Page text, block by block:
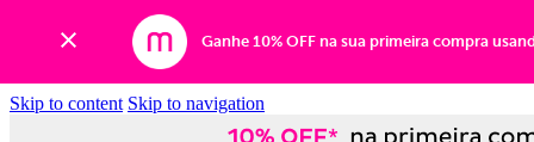
Ganhe 10% OFF na sua primeira compra
Skip to content Skip to navigation